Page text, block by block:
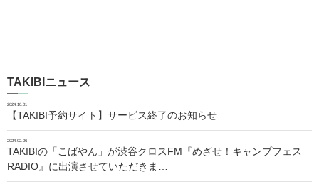
TAKIBIニュース
2024.10.01
【TAKIBI予約サイト】サービス終了のお知らせ
2024.02.06
TAKIBIの「こばやん」が渋谷クロスFM『めざせ！キャンプフェス
RADIO』に出演させていただきま…